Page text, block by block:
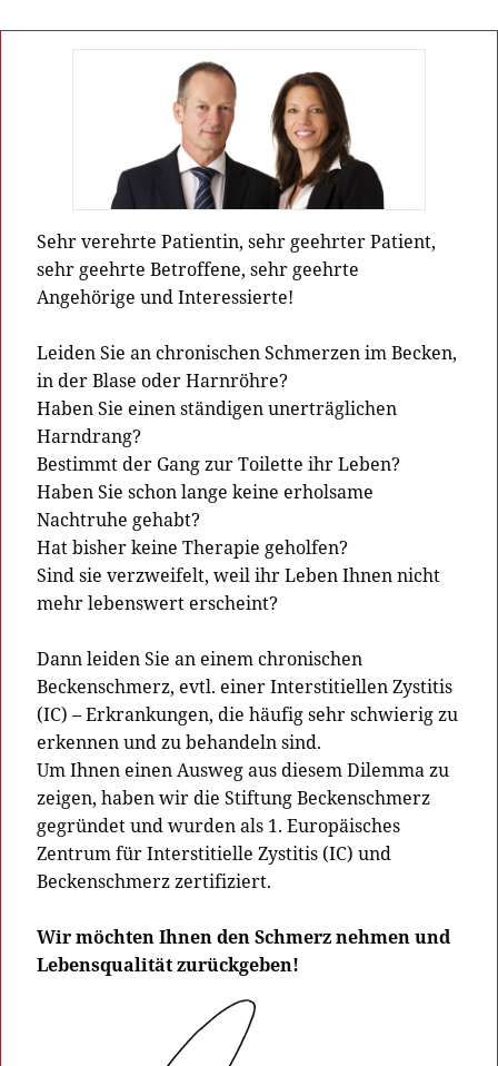
Sehr verehrte Patientin, sehr geehrter Patient,
sehr geehrte Betroffene, sehr geehrte
Angehörige und Interessierte!
Leiden Sie an chronischen Schmerzen im Becken,
in der Blase oder Harnröhre?
Haben Sie einen ständigen unerträglichen
Harndrang?
Bestimmt der Gang zur Toilette ihr Leben?
Haben Sie schon lange keine erholsame
Nachtruhe gehabt?
Hat bisher keine Therapie geholfen?
Sind sie verzweifelt, weil ihr Leben Ihnen nicht
mehr lebenswert erscheint?
Dann leiden Sie an einem chronischen
Beckenschmerz, evtl. einer Interstitiellen Zystitis
(IC) – Erkrankungen, die häufig sehr schwierig zu
erkennen und zu behandeln sind.
Um Ihnen einen Ausweg aus diesem Dilemma zu
zeigen, haben wir die Stiftung Beckenschmerz
gegründet und wurden als 1. Europäisches
Zentrum für Interstitielle Zystitis (IC) und
Beckenschmerz zertifiziert.
Wir möchten Ihnen den Schmerz nehmen und
Lebensqualität zurückgeben!